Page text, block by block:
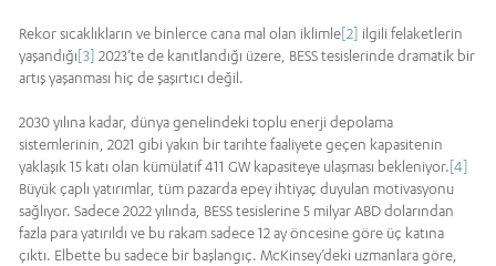
Rekor sıcaklıkların ve binlerce cana mal olan iklimle[2] ilgili felaketlerin
yaşandığı[3] 2023’te de kanıtlandığı üzere, BESS tesislerinde dramatik bir
artış yaşanması hiç de şaşırtıcı değil.
2030 yılına kadar, dünya genelindeki toplu enerji depolama
sistemlerinin, 2021 gibi yakın bir tarihte faaliyete geçen kapasitenin
yaklaşık 15 katı olan kümülatif 411 GW kapasiteye ulaşması bekleniyor.[4]
Büyük çaplı yatırımlar, tüm pazarda epey ihtiyaç duyulan motivasyonu
sağlıyor. Sadece 2022 yılında, BESS tesislerine 5 milyar ABD dolarından
fazla para yatırıldı ve bu rakam sadece 12 ay öncesine göre üç katına
çıktı. Elbette bu sadece bir başlangıç. McKinsey’deki uzmanlara göre,